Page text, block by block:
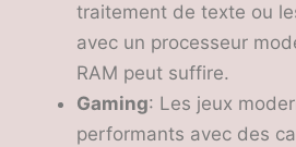
traitement de texte ou
avec un processeur
RAM peut suffire.
Gaming: Les jeux
performants avec des